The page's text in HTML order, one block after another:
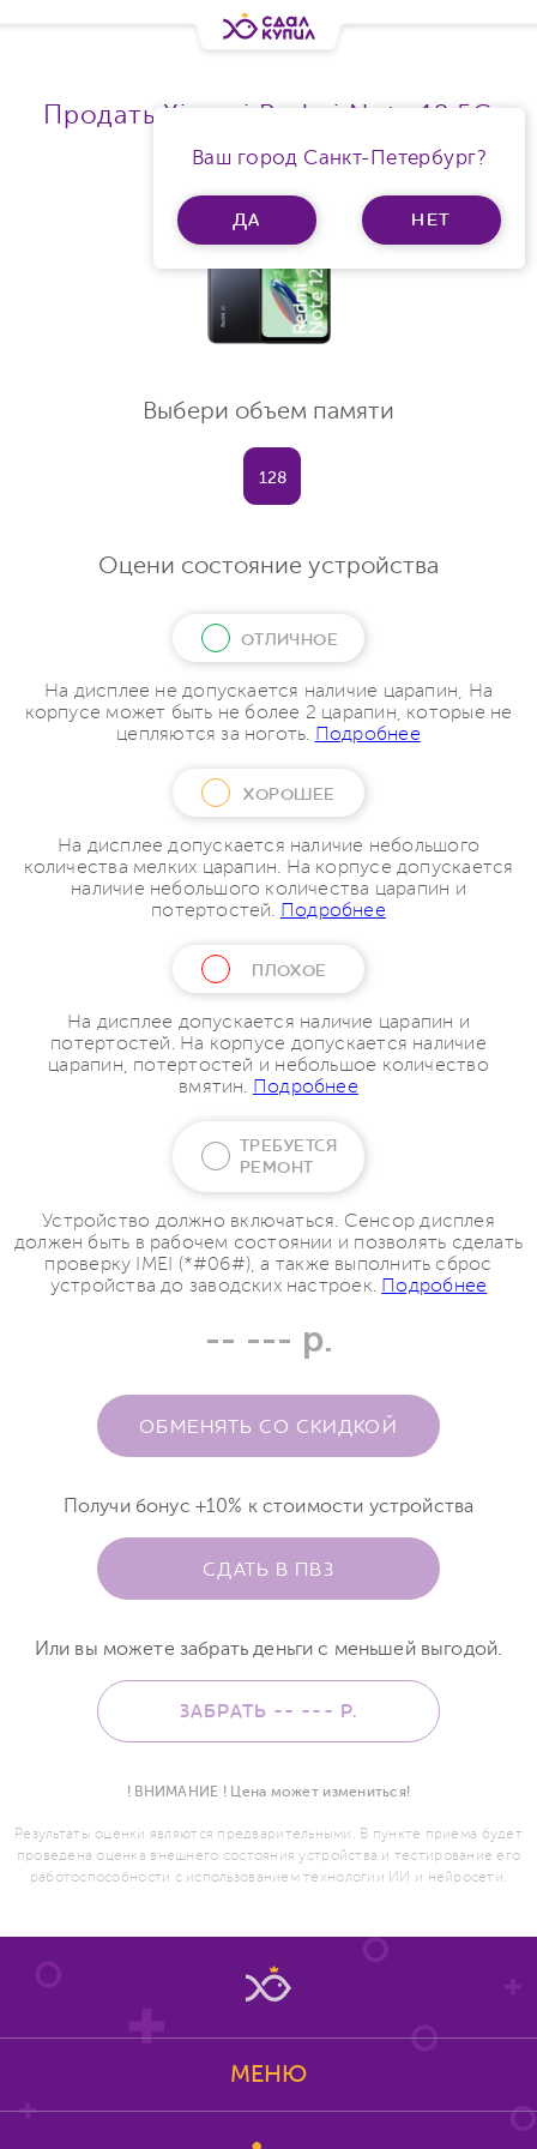
Ваш город Санкт-Петербург?
ДА НЕТ
Продать Xiaomi Redmi Note 12 5G
Ram 6Gb
Выбери объем памяти
128
Оцени состояние устройства
ОТЛИЧНОЕ
На дисплее не допускается наличие царапин, На
корпусе может быть не более 2 царапин, которые не
цепляются за ноготь. Подробнее
ХОРОШЕЕ
На дисплее допускается наличие небольшого
количества мелких царапин. На корпусе допускается
наличие небольшого количества царапин и
потертостей. Подробнее
ПЛОХОЕ
На дисплее допускается наличие царапин и
потертостей. На корпусе допускается наличие
царапин, потертостей и небольшое количество
вмятин. Подробнее
ТРЕБУЕТСЯ
РЕМОНТ
Устройство должно включаться. Сенсор дисплея
должен быть в рабочем состоянии и позволять сделать
проверку IMEI (*#06#), а также выполнить сброс
устройства до заводских настроек. Подробнее
-- --- р.
ОБМЕНЯТЬ СО СКИДКОЙ
Получи бонус +10% к стоимости устройства
СДАТЬ В ПВЗ
Или вы можете забрать деньги с меньшей выгодой.
ЗАБРАТЬ -- --- Р.
! ВНИМАНИЕ ! Цена может измениться!
Результаты оценки являются предварительными. В пункте приема будет
проведена оценка внешнего состояния устройства и тестирование его
работоспособности с использованием технологии ИИ и нейросети.
МЕНЮ